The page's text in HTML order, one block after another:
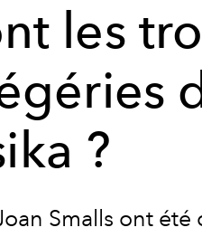
les
?
Smalls ont été